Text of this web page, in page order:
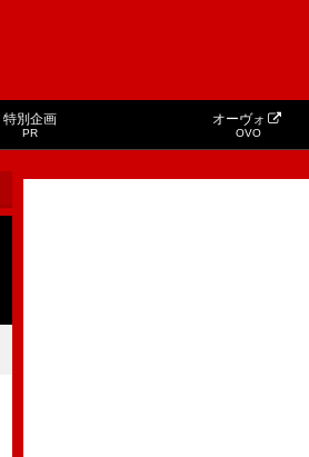
特別企画
PR
オーヴォ
OVO